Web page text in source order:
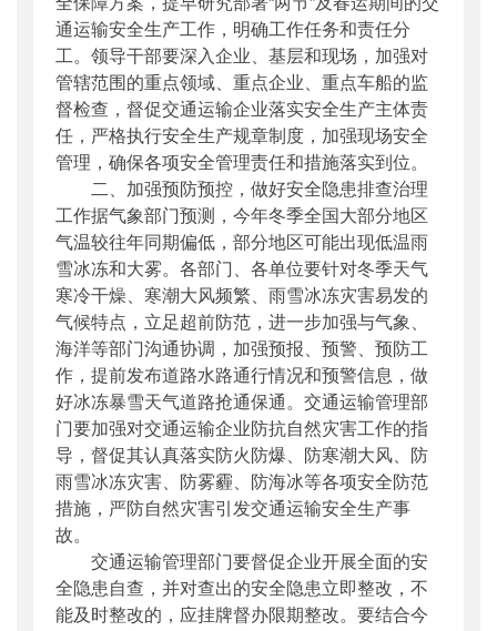
通运输安全生产工作，明确工作任务和责任分
工。领导干部要深入企业、基层和现场，加强对
管辖范围的重点领域、重点企业、重点车船的监
督检查，督促交通运输企业落实安全生产主体责
任，严格执行安全生产规章制度，加强现场安全
管理，确保各项安全管理责任和措施落实到位。
二、加强预防预控，做好安全隐患排查治理
工作据气象部门预测，今年冬季全国大部分地区
气温较往年同期偏低，部分地区可能出现低温雨
雪冰冻和大雾。各部门、各单位要针对冬季天气
寒冷干燥、寒潮大风频繁、雨雪冰冻灾害易发的
气候特点，立足超前防范，进一步加强与气象、
海洋等部门沟通协调，加强预报、预警、预防工
作，提前发布道路水路通行情况和预警信息，做
好冰冻暴雪天气道路抢通保通。交通运输管理部
门要加强对交通运输企业防抗自然灾害工作的指
导，督促其认真落实防火防爆、防寒潮大风、防
雨雪冰冻灾害、防雾霾、防海冰等各项安全防范
措施，严防自然灾害引发交通运输安全生产事
故。
交通运输管理部门要督促企业开展全面的安
全隐患自查，并对查出的安全隐患立即整改，不
能及时整改的，应挂牌督办限期整改。要结合今